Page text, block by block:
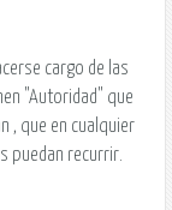
cargo de las
"Autoridad" que
, que en cualquier
puedan recurrir.